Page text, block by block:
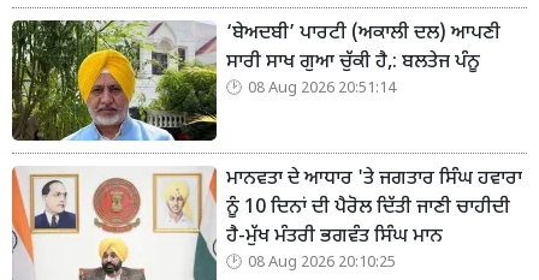
‘ਬੇਅਦਬੀ’ ਪਾਰਟੀ (ਅਕਾਲੀ ਦਲ) ਆਪਣੀ
ਸਾਰੀ ਸਾਖ ਗੁਆ ਚੁੱਕੀ ਹੈ,: ਬਲਤੇਜ ਪੰਨੂ
08 Aug 2026 20:51:14
ਮਾਨਵਤਾ ਦੇ ਆਧਾਰ 'ਤੇ ਜਗਤਾਰ ਸਿੰਘ ਹਵਾਰਾ
ਨੂੰ 10 ਦਿਨਾਂ ਦੀ ਪੈਰੋਲ ਦਿੱਤੀ ਜਾਣੀ ਚਾਹੀਦੀ
ਹੈ-ਮੁੱਖ ਮੰਤਰੀ ਭਗਵੰਤ ਸਿੰਘ ਮਾਨ
08 Aug 2026 20:10:25